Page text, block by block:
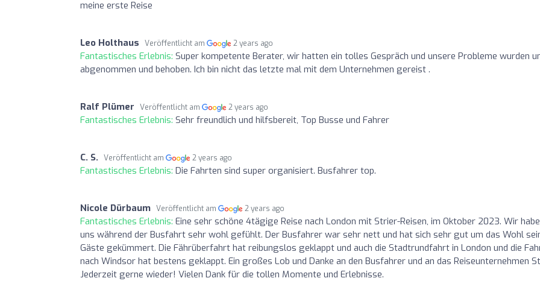
meine erste Reise
Leo Holthaus Veröffentlicht am 2 years ago
Fantastisches Erlebnis: Super kompetente Berater, wir hatten ein tolles Gespräch und unsere Probleme wurden
abgenommen und behoben. Ich bin nicht das letzte mal mit dem Unternehmen gereist .
Ralf Plümer Veröffentlicht am 2 years ago
Fantastisches Erlebnis: Sehr freundlich und hilfsbereit, Top Busse und Fahrer
C. S. Veröffentlicht am 2 years ago
Fantastisches Erlebnis: Die Fahrten sind super organisiert. Busfahrer top.
Nicole Dürbaum Veröffentlicht am 2 years ago
Fantastisches Erlebnis: Eine sehr schöne 4tägige Reise nach London mit Strier-Reisen, im Oktober 2023. Wir
uns während der Busfahrt sehr wohl gefühlt. Der Busfahrer war sehr nett und hat sich sehr gut um das Wohl
Gäste gekümmert. Die Fährüberfahrt hat reibungslos geklappt und auch die Stadtrundfahrt in London und die
nach Windsor hat bestens geklappt. Ein großes Lob und Danke an den Busfahrer und an das Reiseunternehmen
Jederzeit gerne wieder! Vielen Dank für die tollen Momente und Erlebnisse.